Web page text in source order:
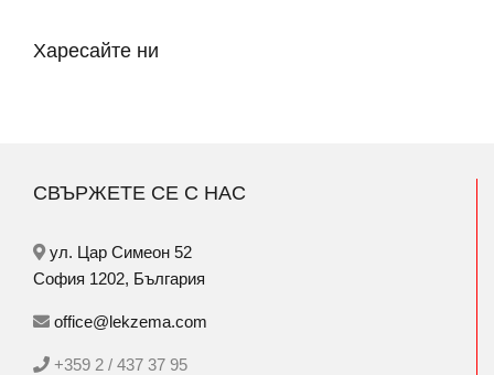
Харесайте ни
СВЪРЖЕТЕ СЕ С НАС
ул. Цар Симеон 52
София 1202, България
office@lekzema.com
+359 2 / 437 37 95